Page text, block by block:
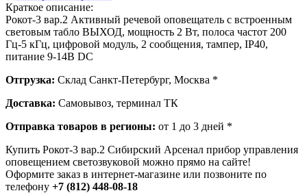
Краткое описание:
Рокот-3 вар.2 Активный речевой оповещатель с встроенным
световым табло ВЫХОД, мощность 2 Вт, полоса частот 200
Гц-5 кГц, цифровой модуль, 2 сообщения, тампер, IP40,
питание 9-14В DC
Отгрузка: Склад Санкт-Петербург, Москва *
Доставка: Самовывоз, терминал ТК
Отправка товаров в регионы: от 1 до 3 дней *
Купить Рокот-3 вар.2 Сибирский Арсенал прибор управления
оповещением светозвуковой можно прямо на сайте!
Оформите заказ в интернет-магазине или позвоните по
телефону +7 (812) 448-08-18